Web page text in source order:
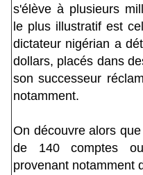
s'élève à plusieurs
le plus illustratif est
dictateur nigérian a
dollars, placés dans
son successeur
notamment.
On découvre alors
de 140 comptes
provenant notamment